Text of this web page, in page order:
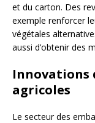
et du carton. Des
exemple renforcer
végétales
aussi d’obtenir des
Innovations
agricoles
Le secteur des